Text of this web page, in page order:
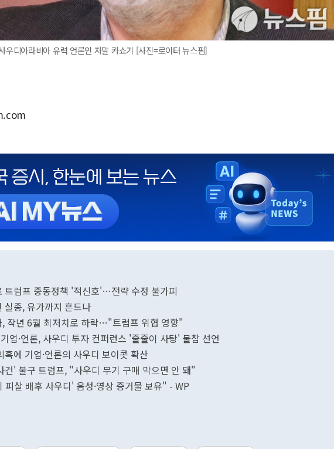
우디아라비아 유력 언론인 자말 카쇼기 [사진=로이터 뉴스핌]
트럼프 중동정책 '적신호'…전략 수정 불가피
실종, 유가까지 흔드나
, 작년 6월 최저치로 하락…"트럼프 위협 영향"
업·언론, 사우디 투자 컨퍼런스 '줄줄이 사탕' 불참 선언
혹에 기업·언론의 사우디 보이콧 확산
건' 불구 트럼프, "사우디 무기 구매 막으면 안 돼"
피살 배후 사우디' 음성·영상 증거물 보유" - WP